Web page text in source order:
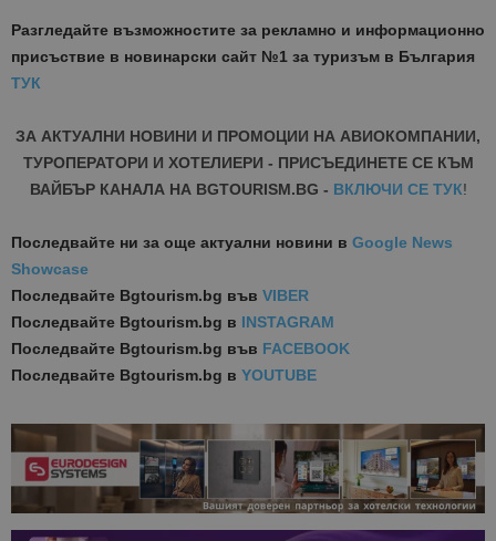
Разгледайте възможностите за рекламно и информационно
присъствие в новинарски сайт №1 за туризъм в България
ТУК
ЗА АКТУАЛНИ НОВИНИ И ПРОМОЦИИ НА АВИОКОМПАНИИ,
ТУРОПЕРАТОРИ И ХОТЕЛИЕРИ - ПРИСЪЕДИНЕТЕ СЕ КЪМ
ВАЙБЪР КАНАЛА НА BGTOURISM.BG - ВКЛЮЧИ СЕ ТУК!
Последвайте ни за още актуални новини в Google News
Showcase
Последвайте Bgtourism.bg във VIBER
Последвайте Bgtourism.bg в INSTAGRAM
Последвайте Bgtourism.bg във FACEBOOK
Последвайте Bgtourism.bg в YOUTUBE